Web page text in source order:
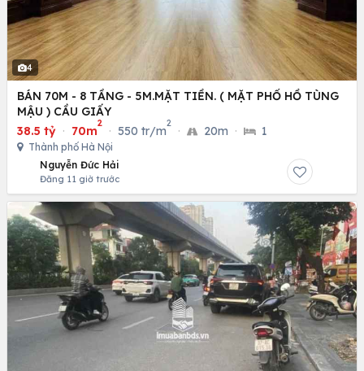
4
BÁN 70M - 8 TẦNG - 5M.MẶT TIỀN. ( MẶT PHỐ HỒ TÙNG
MẬU ) CẦU GIẤY
38.5 tỷ · 70m
2
· 550 tr/m
2
· 20m · 1
Thành phố Hà Nội
Nguyễn Đức Hải
Đăng 11 giờ trước